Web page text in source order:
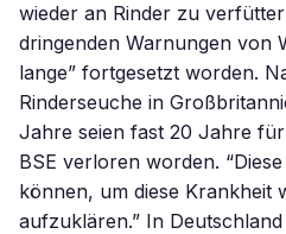
wieder an Rinder zu
dringenden Warnungen von
lange” fortgesetzt worden.
Rinderseuche in
Jahre seien fast 20 Jahre
BSE verloren worden.
können, um diese Krankheit
aufzuklären.” In